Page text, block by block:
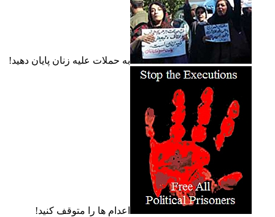
به حملات عليه زنان پايان دهيد!
اعدام ها را متوقف کنيد!